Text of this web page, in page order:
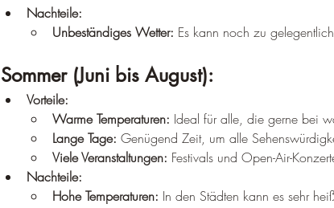
Nachteile:
Unbeständiges Wetter: Es kann noch zu
Sommer (Juni bis August):
Vorteile:
Warme Temperaturen: Ideal für alle, die gerne bei
Lange Tage: Genügend Zeit, um alle
Viele Veranstaltungen: Festivals und Open-Air-
Nachteile:
Hohe Temperaturen: In den Städten kann es sehr